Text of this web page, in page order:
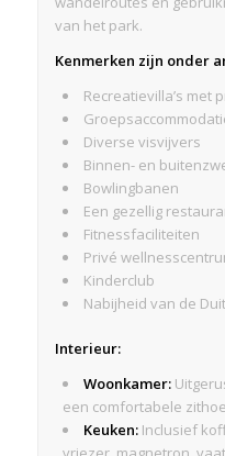
van het park.
Kenmerken zijn onder
Recreatievilla’s met
Diverse visvijvers
Binnen- en
Bowlingbanen
Een gezellig
Fitnessfaciliteiten
Privé
Kinderclub
Nabijheid van de
Interieur:
Woonkamer:
een comfortabele
Keuken:Inclusief